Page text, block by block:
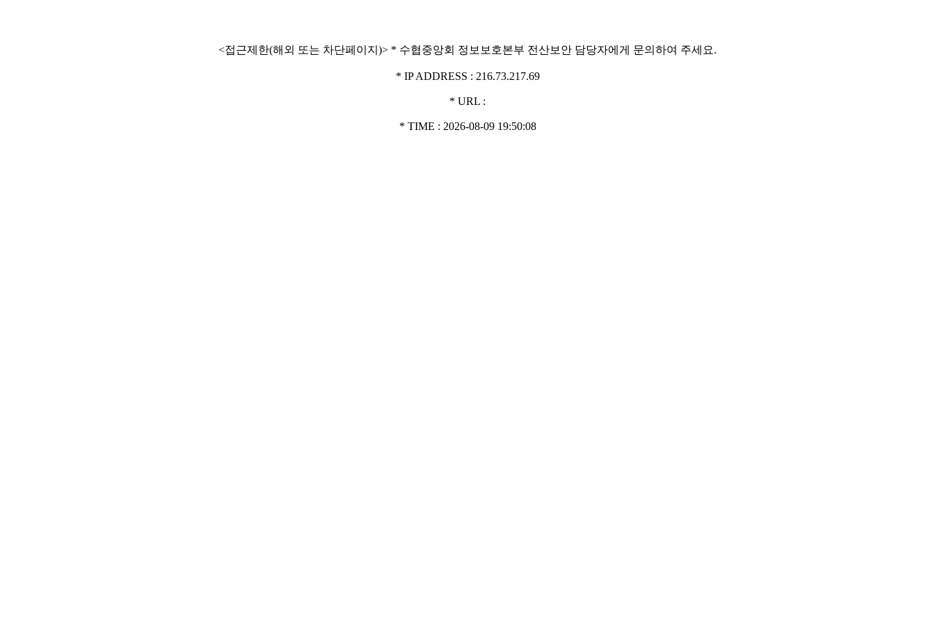
<접근제한(해외 또는 차단페이지)> * 수협중앙회 정보보호본부 전산보안 담당자에게 문의하여 주세요.
* IP ADDRESS : 216.73.217.69
* URL :
* TIME : 2026-08-09 19:50:08